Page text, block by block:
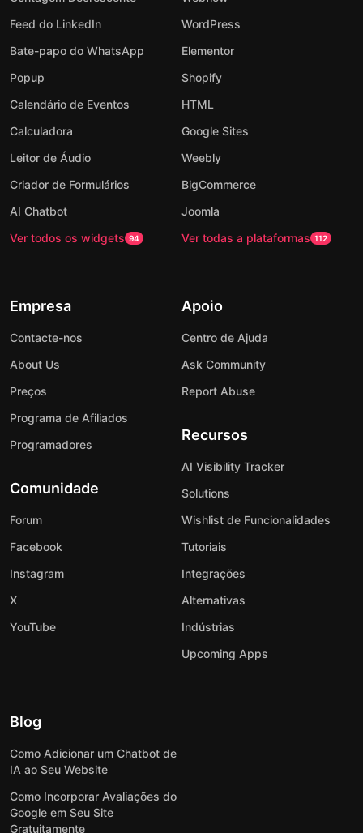
Feed do LinkedIn
Bate-papo do WhatsApp
Popup
Calendário de Eventos
Calculadora
Leitor de Áudio
Criador de Formulários
AI Chatbot
Ver todos os widgets 94
WordPress
Elementor
Shopify
HTML
Google Sites
Weebly
BigCommerce
Joomla
Ver todas a plataformas 112
Empresa
Contacte-nos
About Us
Preços
Programa de Afiliados
Programadores
Comunidade
Forum
Facebook
Instagram
X
YouTube
Apoio
Centro de Ajuda
Ask Community
Report Abuse
Recursos
AI Visibility Tracker
Solutions
Wishlist de Funcionalidades
Tutoriais
Integrações
Alternativas
Indústrias
Upcoming Apps
Blog
Como Adicionar um Chatbot de
IA ao Seu Website
Como Incorporar Avaliações do
Google em Seu Site
Gratuitamente